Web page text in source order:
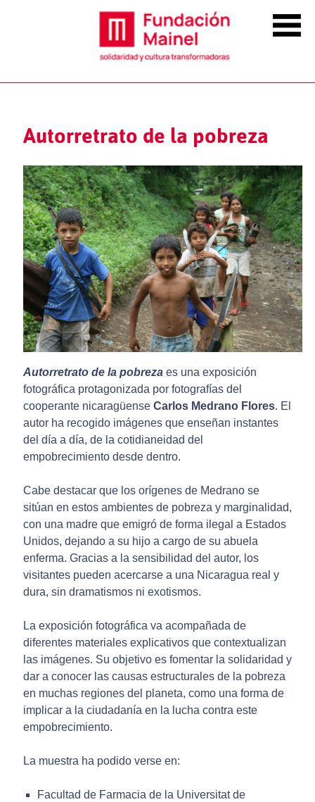
Autorretrato de la pobreza
Autorretrato de la pobrezaes una exposición
fotográfica protagonizada por fotografías del
cooperante nicaragüense Carlos Medrano Flores. El
autor ha recogido imágenes que enseñan instantes
del día a día, de la cotidianeidad del
empobrecimiento desde dentro.
Cabe destacar que los orígenes de Medrano se
sitúan en estos ambientes de pobreza y marginalidad,
con una madre que emigró de forma ilegal a Estados
Unidos, dejando a su hijo a cargo de su abuela
enferma. Gracias a la sensibilidad del autor, los
visitantes pueden acercarse a una Nicaragua real y
dura, sin dramatismos ni exotismos.
La exposición fotográfica va acompañada de
diferentes materiales explicativos que contextualizan
las imágenes. Su objetivo es fomentar la solidaridad y
dar a conocer las causas estructurales de la pobreza
en muchas regiones del planeta, como una forma de
implicar a la ciudadanía en la lucha contra este
empobrecimiento.
La muestra ha podido verse en:
Facultad de Farmacia de la Universitat de